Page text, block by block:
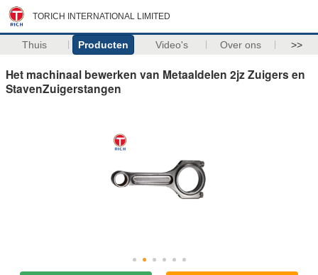
TORICH INTERNATIONAL LIMITED
Thuis Producten Video's Over ons >>
Het machinaal bewerken van Metaaldelen 2jz Zuigers en
StavenZuigerstangen